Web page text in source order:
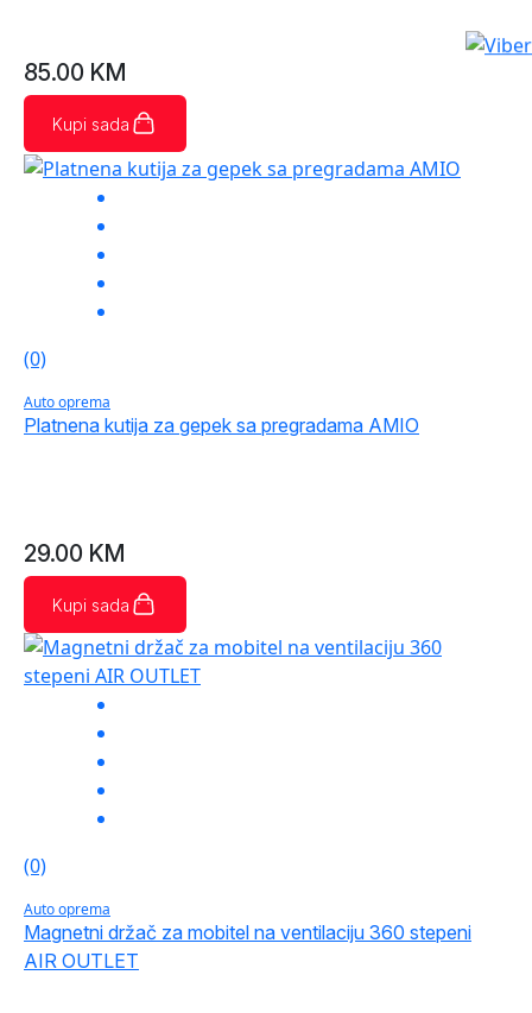
85.00 KM
Kupi sada
(0)
Auto oprema
Platnena kutija za gepek sa pregradama AMIO
29.00 KM
Kupi sada
(0)
Auto oprema
Magnetni držač za mobitel na ventilaciju 360 stepeni
AIR OUTLET